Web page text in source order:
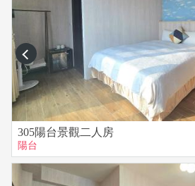
prev
305陽台景觀二人房
陽台